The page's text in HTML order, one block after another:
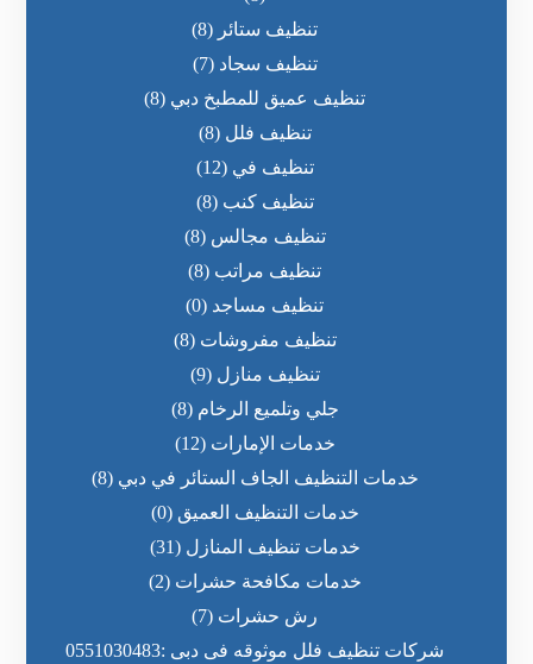
تنظيف ستائر (8)
تنظيف سجاد (7)
تنظيف عميق للمطبخ دبي (8)
تنظيف فلل (8)
تنظيف في (12)
تنظيف كنب (8)
تنظيف مجالس (8)
تنظيف مراتب (8)
تنظيف مساجد (0)
تنظيف مفروشات (8)
تنظيف منازل (9)
جلي وتلميع الرخام (8)
خدمات الإمارات (12)
خدمات التنظيف الجاف الستائر في دبي (8)
خدمات التنظيف العميق (0)
خدمات تنظيف المنازل (31)
خدمات مكافحة حشرات (2)
رش حشرات (7)
شركات تنظيف فلل موثوقه فى دبى :0551030483